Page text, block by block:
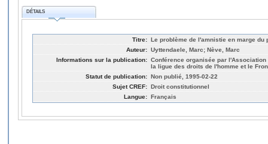
DÉTAILS
Titre: Le problème de l'amnistie en marge du
Auteur: Uyttendaele, Marc; Nève, Marc
Informations sur la publication: Conférence organisée par
la ligue des droits de l'homme et le
Statut de publication: Non publié, 1995-02-22
Sujet CREF: Droit constitutionnel
Langue: Français